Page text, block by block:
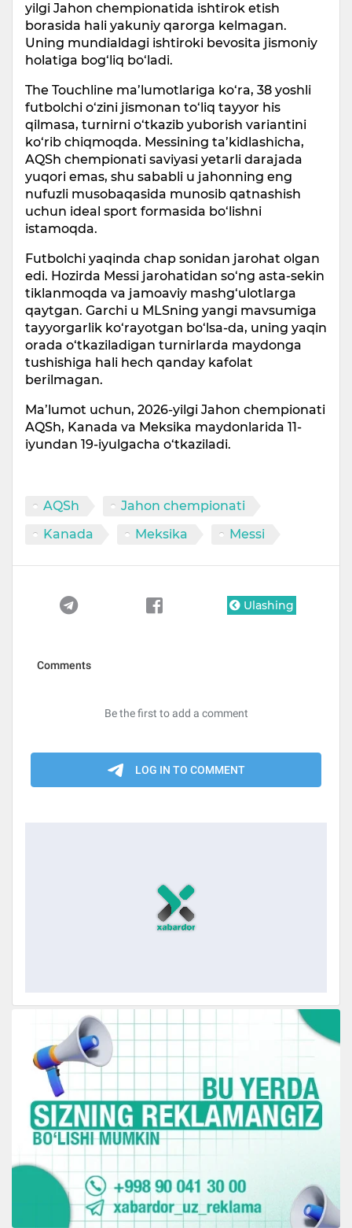
yilgi Jahon chempionatida ishtirok etish
borasida hali yakuniy qarorga kelmagan.
Uning mundialdagi ishtiroki bevosita jismoniy
holatiga bog‘liq bo‘ladi.
The Touchline ma’lumotlariga ko‘ra, 38 yoshli
futbolchi o‘zini jismonan to‘liq tayyor his
qilmasa, turnirni o‘tkazib yuborish variantini
ko‘rib chiqmoqda. Messining ta’kidlashicha,
AQSh chempionati saviyasi yetarli darajada
yuqori emas, shu sababli u jahonning eng
nufuzli musobaqasida munosib qatnashish
uchun ideal sport formasida bo‘lishni
istamoqda.
Futbolchi yaqinda chap sonidan jarohat olgan
edi. Hozirda Messi jarohatidan so‘ng asta-sekin
tiklanmoqda va jamoaviy mashg‘ulotlarga
qaytgan. Garchi u MLSning yangi mavsumiga
tayyorgarlik ko‘rayotgan bo‘lsa-da, uning yaqin
orada o‘tkaziladigan turnirlarda maydonga
tushishiga hali hech qanday kafolat
berilmagan.
Ma’lumot uchun, 2026-yilgi Jahon chempionati
AQSh, Kanada va Meksika maydonlarida 11-
iyundan 19-iyulgacha o‘tkaziladi.
AQSh
Jahon chempionati
Kanada
Meksika Messi
Ulashing